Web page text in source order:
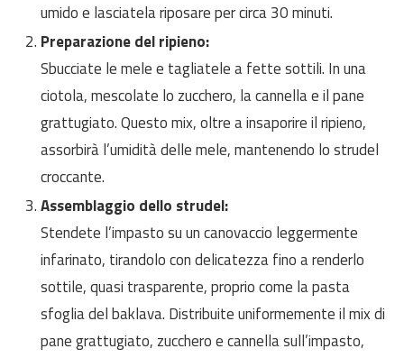
umido e lasciatela riposare per circa 30 minuti.
Preparazione del ripieno:
Sbucciate le mele e tagliatele a fette sottili. In una
ciotola, mescolate lo zucchero, la cannella e il pane
grattugiato. Questo mix, oltre a insaporire il ripieno,
assorbirà l’umidità delle mele, mantenendo lo strudel
croccante.
Assemblaggio dello strudel:
Stendete l’impasto su un canovaccio leggermente
infarinato, tirandolo con delicatezza fino a renderlo
sottile, quasi trasparente, proprio come la pasta
sfoglia del baklava. Distribuite uniformemente il mix di
pane grattugiato, zucchero e cannella sull’impasto,